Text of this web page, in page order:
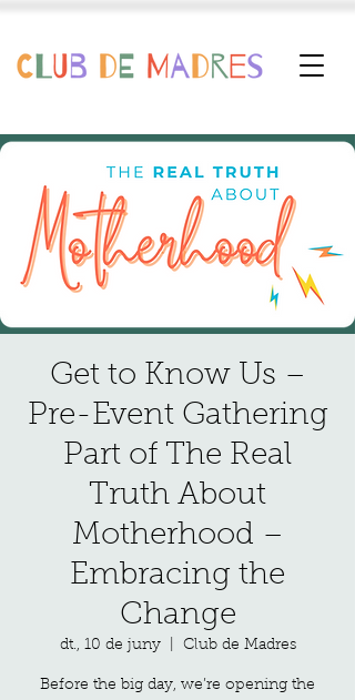
Get to Know Us –
Pre-Event Gathering
Part of The Real
Truth About
Motherhood –
Embracing the
Change
dt., 10 de juny
  |
Club de Madres
Before the big day, we’re opening the